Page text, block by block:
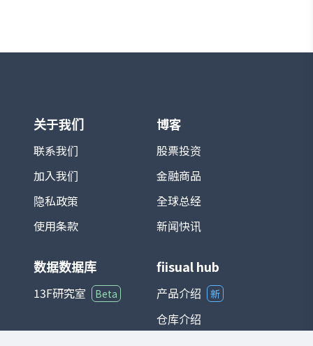
关于我们
联系我们
加入我们
隐私政策
使用条款
博客
股票投资
金融商品
全球总经
新闻快讯
数据数据库
13F研究室 Beta
fiisual hub
产品介绍 新
仓库介绍